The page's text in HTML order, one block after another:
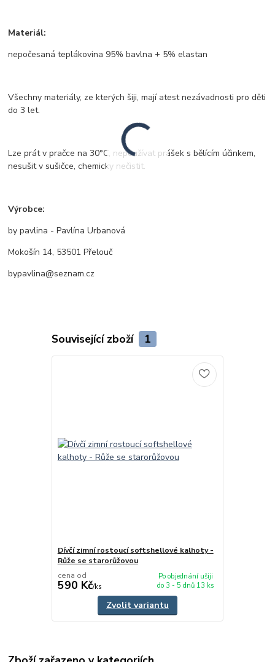
Materiál:
nepočesaná teplákovina 95% bavlna + 5% elastan
Všechny materiály, ze kterých šiji, mají atest nezávadnosti pro děti
do 3 let.
Lze prát v pračce na 30°C, nepoužívat prášek s bělícím účinkem,
nesušit v sušičce, chemicky nečistit.
Výrobce:
by pavlina - Pavlína Urbanová
Mokošín 14, 53501 Přelouč
bypavlina@seznam.cz
Související zboží 1
Dívčí zimní rostoucí softshellové kalhoty -
Růže se starorůžovou
cena od
590 Kč/ks
Po objednání ušiji
do 3 - 5 dnů 13 ks
Zvolit variantu